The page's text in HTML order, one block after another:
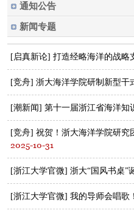
通知公告
新闻专题
[启真新论] 打造经略海洋的战略
[竞舟] 浙大海洋学院研制新型干
[潮新闻] 第十一届浙江省海洋知
[竞舟] 祝贺！浙大海洋学院研究
2025-10-31
[浙江大学官微] 浙大“国风书桌”
[浙江大学官微] 我的导师会唱歌！